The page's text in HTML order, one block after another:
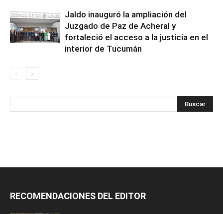
Jaldo inauguró la ampliación del
Juzgado de Paz de Acheral y
fortaleció el acceso a la justicia en el
interior de Tucumán
RECOMENDACIONES DEL EDITOR